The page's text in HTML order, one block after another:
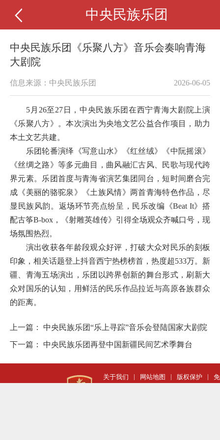
中央民族乐团
中央民族乐团《乐聚八方》音乐会奏响青海
大剧院
信息来源：中央民族乐团 2026-06-05
5月26至27日， 中央民族乐团在西宁青海大剧院上演
《乐聚八方》。本次演出为央地文艺公益合作项目，助力
本土文艺共建。
乐团轮番演绎《写意山水》《红丝绒》《中阮摇滚》
《丝绸之路》等多元曲目，曲风融汇古风、民歌与现代跨
界元素。乐团首度与青海省演艺集团同台，短时间磨合完
成《美丽的骆驼泉》《土族风情》两首青海特色作品，尽
显民族风韵。 返场环节亮点纷呈，民乐改编《Beat It》搭
配古筝B-box，《射雕英雄传》引得全场观众齐喊口号，现
场氛围热烈。
演出收获各年龄段观众好评，打破大众对民乐的刻板
印象，相关话题登上抖音西宁热榜榜首，热度超533万。新
疆、青海五场演出，乐团以跨界创新的舞台形式，刷新大
众对国乐的认知，用鲜活的民乐作品拉近与高原各族群众
的距离。
上一篇： 中央民族乐团“乐上寻踪”音乐会登陆国家大剧院
下一篇： 中央民族乐团再登中国新疆民间艺术季舞台